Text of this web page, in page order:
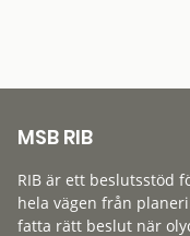
MSB RIB
RIB är ett beslutsstöd
hela vägen från
fatta rätt beslut när